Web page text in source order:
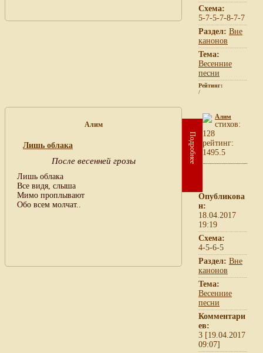
Схема:
5-7-5-7-8-7-7
Раздел: Вне
канонов
Тема:
Весенние
песни
Рейтинг:
/
Алим
Лишь облака
После весенней грозы
Лишь облака
Все видя, слыша
Мимо проплывают
Обо всем молчат..
Подробнее
Алим
cтихов:
128
рейтинг:
1495.5
Опубликова
н:
18.04.2017
19:19
Схема:
4-5-6-5
Раздел: Вне
канонов
Тема:
Весенние
песни
Комментари
ев:
3 [19.04.2017
09:07]